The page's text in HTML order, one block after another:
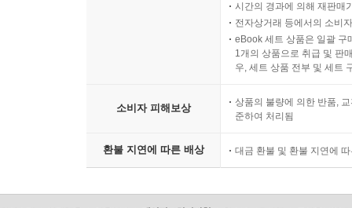
시간의 경과에 의해 재판매
전자상거래 등에서의 소비
eBook 세트 상품은 일괄 구
1개의 상품으로 취급 및 판
우, 세트 상품 전부 및 세트
소비자 피해보상
상품의 불량에 의한 반품,
준하여 처리됨
환불 지연에 따른 배상 대금 환불 및 환불 지연에